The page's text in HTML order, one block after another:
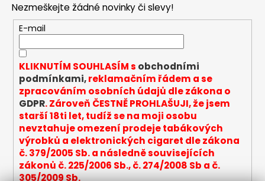
p
r
v
k
y
v
ý
p
i
s
u
Nezmeškejte žádné novinky či slevy!
E-mail
KLIKNUTÍM SOUHLASÍM s obchodními
podmínkami,reklamačním řádem a se
zpracováním osobních údajů dle zákona o
GDPR. Zároveň ČESTNĚ PROHLAŠUJI, že jsem
starší 18ti let, tudíž se na moji osobu
nevztahuje omezení prodeje tabákových
výrobků a elektronických cigaret dle zákona
č. 379/2005 Sb. a následně souvisejících
zákonů č. 225/2006 Sb., č. 274/2008 Sb a č.
305/2009 Sb.